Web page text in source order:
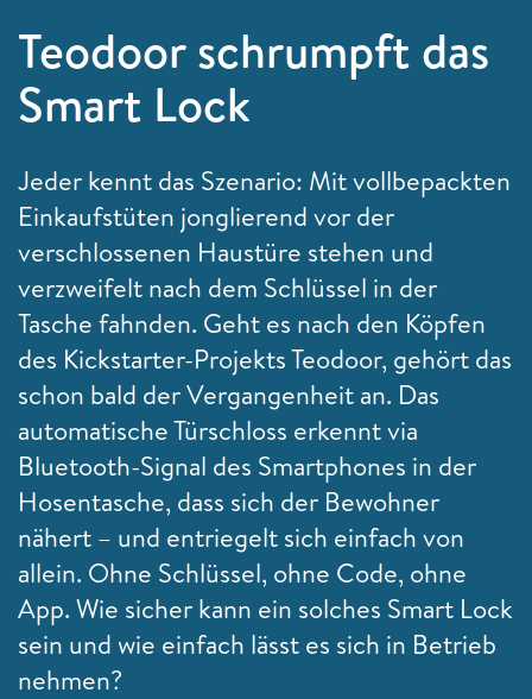
Teodoor schrumpft das
Smart Lock
Jeder kennt das Szenario: Mit vollbepackten
Einkaufstüten jonglierend vor der
verschlossenen Haustüre stehen und
verzweifelt nach dem Schlüssel in der
Tasche fahnden. Geht es nach den Köpfen
des Kickstarter-Projekts Teodoor, gehört das
schon bald der Vergangenheit an. Das
automatische Türschloss erkennt via
Bluetooth-Signal des Smartphones in der
Hosentasche, dass sich der Bewohner
nähert – und entriegelt sich einfach von
allein. Ohne Schlüssel, ohne Code, ohne
App. Wie sicher kann ein solches Smart Lock
sein und wie einfach lässt es sich in Betrieb
nehmen?